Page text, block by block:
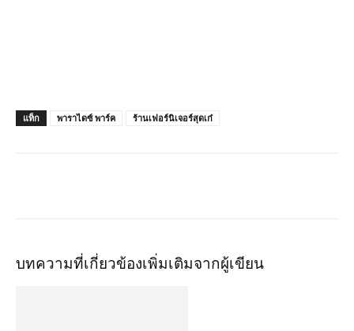
แท็ก พาราไดซ์ พาร์ค ร้านเฟอร์นิเจอร์สุดเก๋
บทความที่เกี่ยวข้องเพิ่มเติมจากผู้เขียน